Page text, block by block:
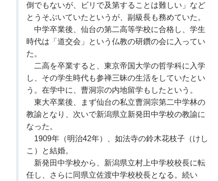
倒でもないが、ビリで及第することは難しい」など
とうそぶいていたというが、副級長も務めていた。
中学卒業後、仙台の第二高等学校に合格し、学生
時代は「道交会」という仏教の研鑽の会に入ってい
た。
二高を卒業すると、東京帝国大学の哲学科に入学
し、その学生時代も参禅三昧の生活をしていたとい
う。在学中に、曹洞宗の内地留学もしたという。
東大卒業後、まず仙台の私立曹洞宗第二中学林の
教諭となり、次いで新潟県立新発田中学校の教諭に
なった。
1909年（明治42年）、如法寺の鈴木花枝子（けし
こ）と結婚。
新発田中学校から、新潟県立村上中学校校長に転
任し、さらに同県立佐渡中学校校長となる。続い